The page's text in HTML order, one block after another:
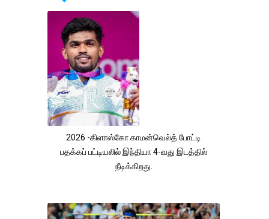
2026 -கிளாஸ்கோ காமன்வெல்த் போட்டி
பதக்கப் பட்டியலில் இந்தியா 4-வது இடத்தில்
நீடிக்கிறது.